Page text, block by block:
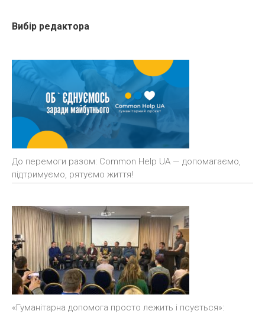
Вибір редактора
До перемоги разом: Common Help UA — допомагаємо,
підтримуємо, рятуємо життя!
«Гуманітарна допомога просто лежить і псується»: